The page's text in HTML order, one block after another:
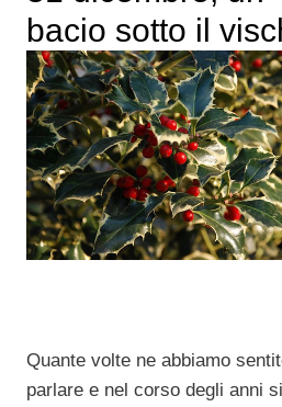
bacio sotto il
Quante volte ne abbiamo
parlare e nel corso degli anni